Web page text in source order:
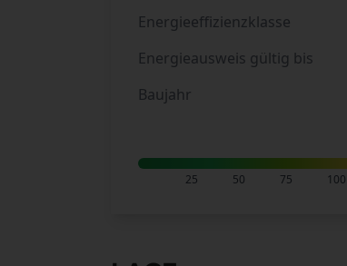
Energieeffizienzklasse
Energieausweis gültig bis
Baujahr
25 50 75 100